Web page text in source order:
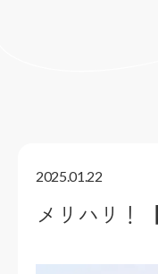
2025.01.22
メリハリ！